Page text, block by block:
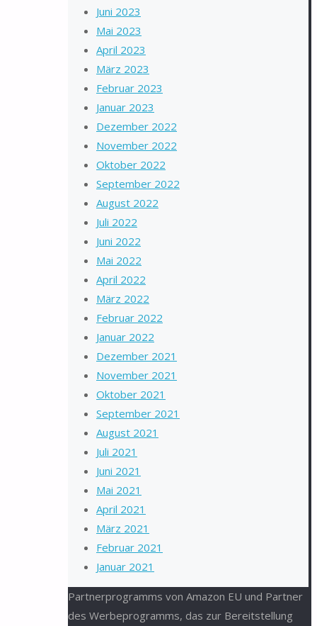
Juni 2023
Mai 2023
April 2023
März 2023
Februar 2023
Januar 2023
Dezember 2022
November 2022
Oktober 2022
September 2022
August 2022
Juli 2022
Juni 2022
Mai 2022
April 2022
März 2022
Februar 2022
Januar 2022
Dezember 2021
November 2021
Oktober 2021
September 2021
August 2021
Juli 2021
Juni 2021
Mai 2021
April 2021
März 2021
Februar 2021
Januar 2021
Partnerprogramms von Amazon EU und Partner
des Werbeprogramms, das zur Bereitstellung